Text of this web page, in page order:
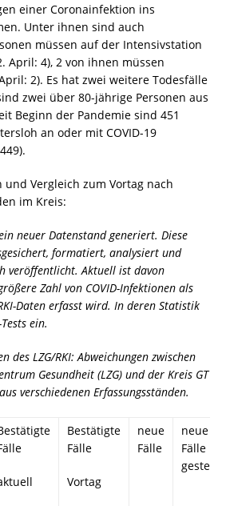
einer Coronainfektion ins
Unter ihnen sind auch
müssen auf der Intensivstation
April: 4), 2 von ihnen müssen
2). Es hat zwei weitere Todesfälle
zwei über 80-jährige Personen aus
Beginn der Pandemie sind 451
an oder mit COVID-19
und Vergleich zum Vortag nach
im Kreis:
neuer Datenstand generiert. Diese
formatiert, analysiert und
veröffentlicht. Aktuell ist davon
Zahl von COVID-Infektionen als
Daten erfasst wird. In deren Statistik
ein.
des LZG/RKI: Abweichungen zwischen
Gesundheit (LZG) und der Kreis GT
verschiedenen Erfassungsständen.
Bestätigte
Fälle
Vortag
neue
Fälle
neue
Fälle
gestern